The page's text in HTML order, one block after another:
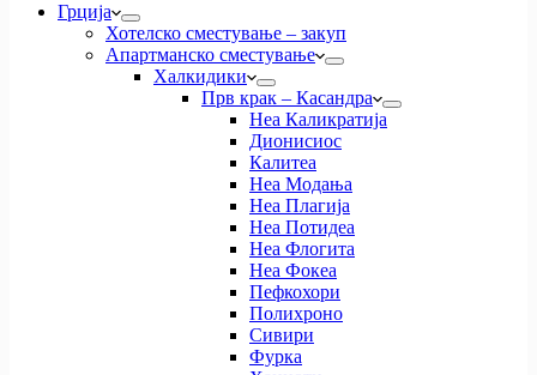
Грција
Хотелско сместување – закуп
Апартманско сместување
Халкидики
Прв крак – Касандра
Неа Каликратија
Дионисиос
Калитеа
Неа Модања
Неа Плагија
Неа Потидеа
Неа Флогита
Неа Фокеа
Пефкохори
Полихроно
Сивири
Фурка